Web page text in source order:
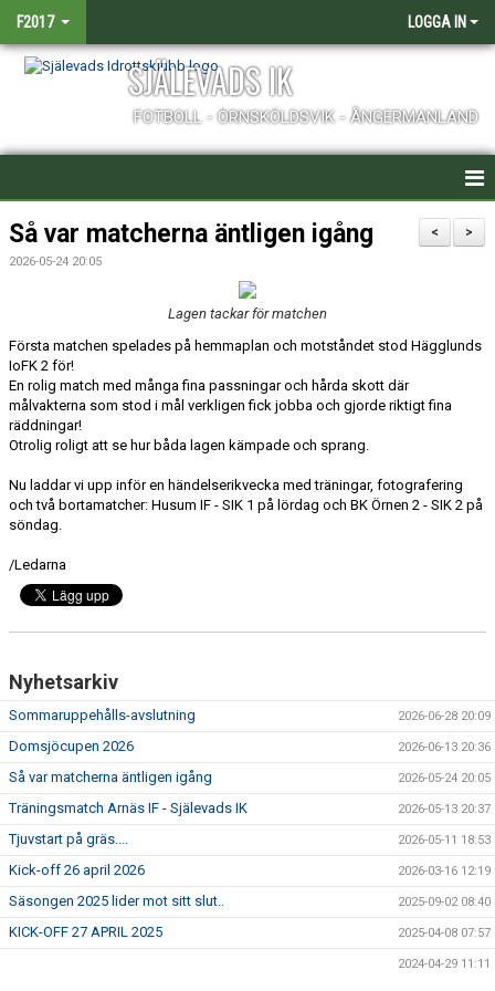
F2017 LOGGA IN
SJÄLEVADS IK
FOTBOLL - ÖRNSKÖLDSVIK - ÅNGERMANLAND
HEM
NYHETER
MATCHER
TRUPPEN
DOKUMENT
KONTAKT
>
<
Så var matcherna äntligen igång
2026-05-24 20:05
Lagen tackar för matchen
Första matchen spelades på hemmaplan och motståndet stod Hägglunds
IoFK 2 för!
En rolig match med många fina passningar och hårda skott där
målvakterna som stod i mål verkligen fick jobba och gjorde riktigt fina
räddningar!
Otrolig roligt att se hur båda lagen kämpade och sprang.
Nu laddar vi upp inför en händelserikvecka med träningar, fotografering
och två bortamatcher: Husum IF - SIK 1 på lördag och BK Örnen 2 - SIK 2 på
söndag.
/Ledarna
Nyhetsarkiv
Sommaruppehålls-avslutning 2026-06-28 20:09
Domsjöcupen 2026 2026-06-13 20:36
Så var matcherna äntligen igång 2026-05-24 20:05
Träningsmatch Arnäs IF - Själevads IK 2026-05-13 20:37
Tjuvstart på gräs.... 2026-05-11 18:53
Kick-off 26 april 2026 2026-03-16 12:19
Säsongen 2025 lider mot sitt slut.. 2025-09-02 08:40
KICK-OFF 27 APRIL 2025 2025-04-08 07:57
2024-04-29 11:11